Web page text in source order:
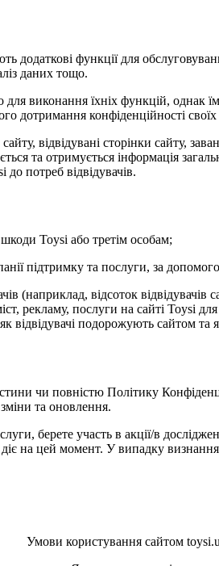
додаткові функції для
даних тощо.
для виконання їхніх функцій,
дотримання конфіденційності своїх
сайту, відвідувані сторінки сайту,
та отримується інформація
потреб відвідувачів.
Toysi або третім особам;
підтримку та послуги, за
відсоток відвідувачів
рекламу, послуги на сайті Toysi
відвідувачі подорожують сайтом
чи повністю Політику
та оновлення.
берете участь в акції/в
на цей момент. У випадку
Умови користування сайтом